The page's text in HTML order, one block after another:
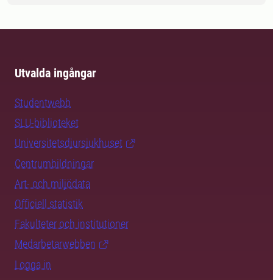
Utvalda ingångar
Studentwebb
SLU-biblioteket
Universitetsdjursjukhuset
Centrumbildningar
Art- och miljödata
Officiell statistik
Fakulteter och institutioner
Medarbetarwebben
Logga in